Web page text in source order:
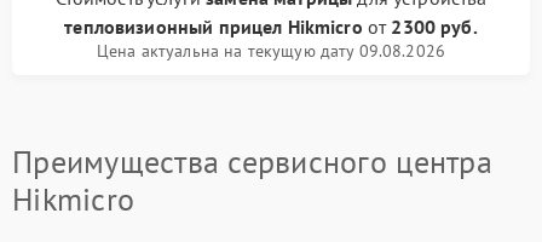
тепловизионный прицел Hikmicro от 2300 руб.
Цена актуальна на текущую дату 09.08.2026
Преимущества сервисного центра
Hikmicro